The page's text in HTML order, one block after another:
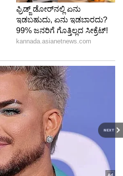
NEXT